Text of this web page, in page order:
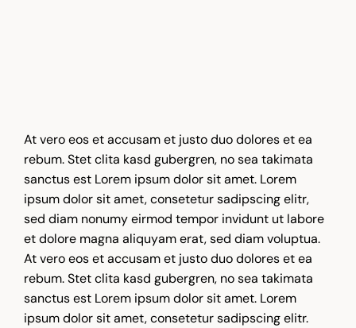
At vero eos et accusam et justo duo dolores et ea
rebum. Stet clita kasd gubergren, no sea takimata
sanctus est Lorem ipsum dolor sit amet. Lorem
ipsum dolor sit amet, consetetur sadipscing elitr,
sed diam nonumy eirmod tempor invidunt ut labore
et dolore magna aliquyam erat, sed diam voluptua.
At vero eos et accusam et justo duo dolores et ea
rebum. Stet clita kasd gubergren, no sea takimata
sanctus est Lorem ipsum dolor sit amet. Lorem
ipsum dolor sit amet, consetetur sadipscing elitr.